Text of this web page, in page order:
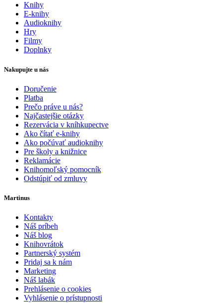
Knihy
E-knihy
Audioknihy
Hry
Filmy
Doplnky
Nakupujte u nás
Doručenie
Platba
Prečo práve u nás?
Najčastejšie otázky
Rezervácia v kníhkupectve
Ako čítať e-knihy
Ako počúvať audioknihy
Pre školy a knižnice
Reklamácie
Knihomoľský pomocník
Odstúpiť od zmluvy
Martinus
Kontakty
Náš príbeh
Náš blog
Knihovrátok
Partnerský systém
Pridaj sa k nám
Marketing
Náš labák
Prehlásenie o cookies
Vyhlásenie o prístupnosti